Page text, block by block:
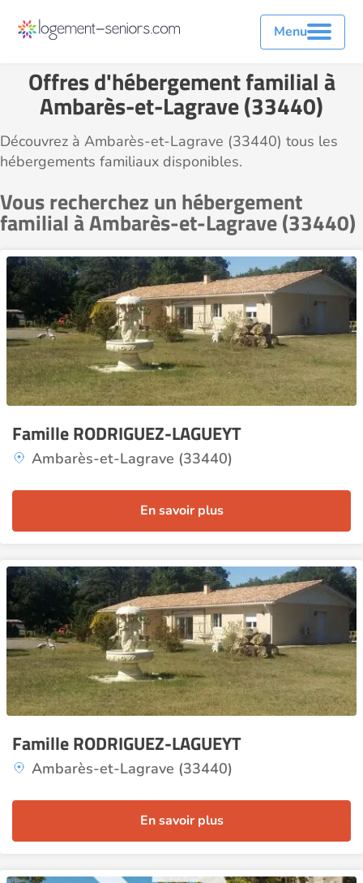
Menu
Offres d'hébergement familial à
Ambarès-et-Lagrave (33440)
Découvrez à Ambarès-et-Lagrave (33440) tous les
hébergements familiaux disponibles.
Vous recherchez un hébergement
familial à Ambarès-et-Lagrave (33440)
Famille RODRIGUEZ-LAGUEYT
Ambarès-et-Lagrave (33440)
En savoir plus
Famille RODRIGUEZ-LAGUEYT
Ambarès-et-Lagrave (33440)
En savoir plus